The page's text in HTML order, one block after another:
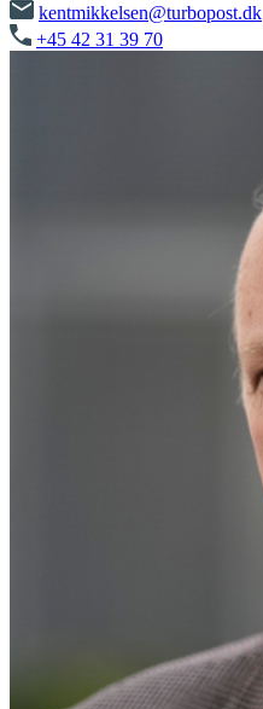
kentmikkelsen@turbopost.dk
+45 42 31 39 70